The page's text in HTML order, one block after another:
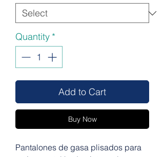
Quantity *
Add to Cart
Buy Now
Pantalones de gasa plisados para